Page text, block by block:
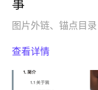
事
图片外链、锚点目录
查看详情